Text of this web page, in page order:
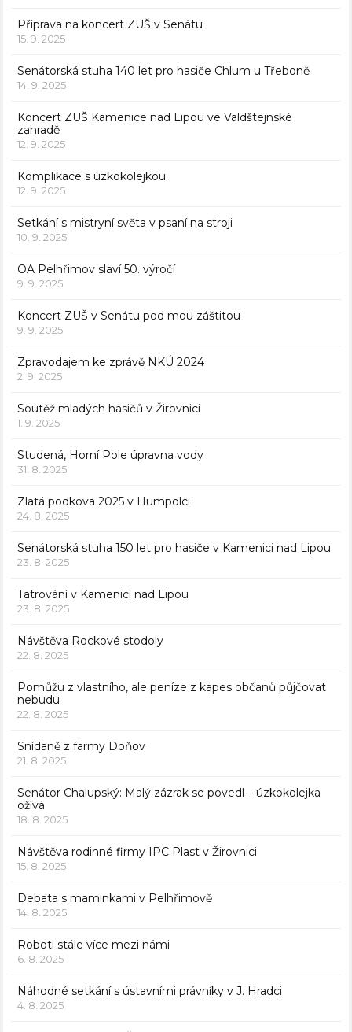
Příprava na koncert ZUŠ v Senátu
15. 9. 2025
Senátorská stuha 140 let pro hasiče Chlum u Třeboně
14. 9. 2025
Koncert ZUŠ Kamenice nad Lipou ve Valdštejnské
zahradě
12. 9. 2025
Komplikace s úzkokolejkou
12. 9. 2025
Setkání s mistryní světa v psaní na stroji
10. 9. 2025
OA Pelhřimov slaví 50. výročí
9. 9. 2025
Koncert ZUŠ v Senátu pod mou záštitou
9. 9. 2025
Zpravodajem ke zprávě NKÚ 2024
2. 9. 2025
Soutěž mladých hasičů v Žirovnici
1. 9. 2025
Studená, Horní Pole úpravna vody
31. 8. 2025
Zlatá podkova 2025 v Humpolci
24. 8. 2025
Senátorská stuha 150 let pro hasiče v Kamenici nad Lipou
23. 8. 2025
Tatrování v Kamenici nad Lipou
23. 8. 2025
Návštěva Rockové stodoly
22. 8. 2025
Pomůžu z vlastního, ale peníze z kapes občanů půjčovat
nebudu
22. 8. 2025
Snídaně z farmy Doňov
21. 8. 2025
Senátor Chalupský: Malý zázrak se povedl – úzkokolejka
ožívá
18. 8. 2025
Návštěva rodinné firmy IPC Plast v Žirovnici
15. 8. 2025
Debata s maminkami v Pelhřimově
14. 8. 2025
Roboti stále více mezi námi
6. 8. 2025
Náhodné setkání s ústavními právníky v J. Hradci
4. 8. 2025